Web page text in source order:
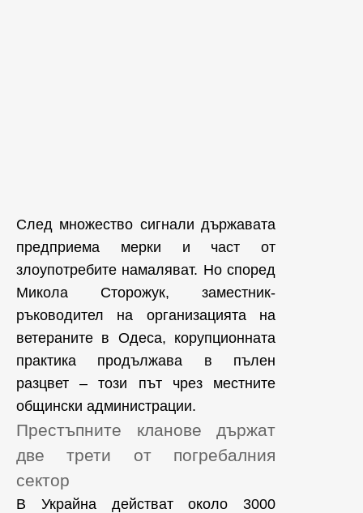
След множество сигнали държавата
предприема мерки и част от
злоупотребите намаляват. Но според
Микола Сторожук, заместник-
ръководител на организацията на
ветераните в Одеса, корупционната
практика продължава в пълен
разцвет – този път чрез местните
общински администрации.
Престъпните кланове държат
две трети от погребалния
сектор
В Украйна действат около 3000